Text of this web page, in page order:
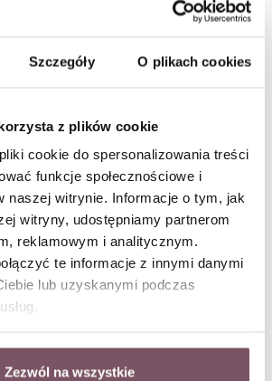
Szczegóły O plikach cookies
z plików cookie
cookie do spersonalizowania treści
funkcje społecznościowe i
naszej witrynie. Informacje o tym, jak
witryny, udostępniamy partnerom
reklamowym i analitycznym.
te informacje z innymi danymi
lub uzyskanymi podczas
Zezwól na wszystkie